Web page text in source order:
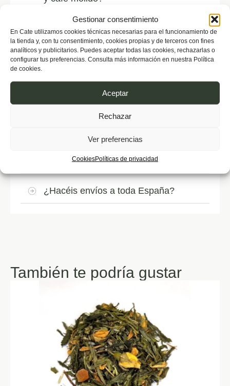
Gestionar consentimiento
En Cate utilizamos cookies técnicas necesarias para el funcionamiento de
la tienda y, con tu consentimiento, cookies propias y de terceros con fines
analíticos y publicitarios. Puedes aceptar todas las cookies, rechazarlas o
configurar tus preferencias. Consulta más información en nuestra Política
de cookies.
Aceptar
Rechazar
Ver preferencias
CookiesPolíticas de privacidad
¿Puedo elegir el tipo de molienda?
¿Qué café debo elegir si estoy
¿Qué método de preparación es mejor?
¿Cuánto tarda el envío?
¿Hacéis envíos a toda España?
También te podría gustar